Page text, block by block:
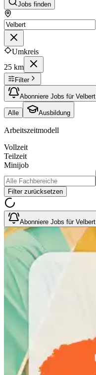
Jobs finden
Umkreis
25 km
Filter
Abonniere Jobs für Velbert
Alle Ausbildung
Arbeitszeitmodell
Vollzeit
Teilzeit
Minijob
Filter zurücksetzen
Abonniere Jobs für Velbert